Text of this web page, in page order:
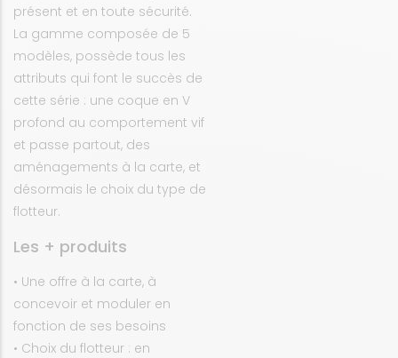
présent et en toute sécurité.
La gamme composée de 5
modèles, possède tous les
attributs qui font le succès de
cette série : une coque en V
profond au comportement vif
et passe partout, des
aménagements à la carte, et
désormais le choix du type de
flotteur.
Les + produits
• Une offre à la carte, à
concevoir et moduler en
fonction de ses besoins
• Choix du flotteur : en